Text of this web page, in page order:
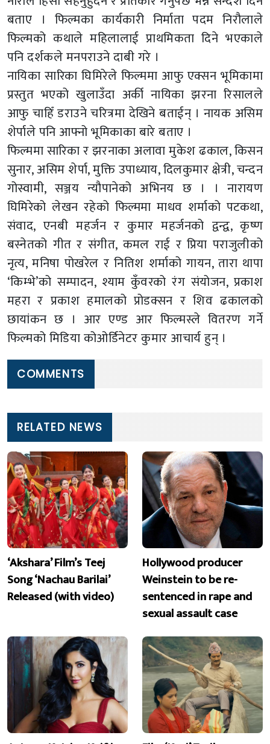
बताए । फिल्मका कार्यकारी निर्माता पदम निरौलाले
फिल्मको कथाले महिलालाई प्राथमिकता दिने भएकाले
पनि दर्शकले मनपराउने दाबी गरे ।
नायिका सारिका घिमिरेले फिल्ममा आफु एक्सन भूमिकामा
प्रस्तुत भएको खुलाउँदा अर्की नायिका झरना रिसालले
आफु चाहिँ डराउने चरित्रमा देखिने बताईन् । नायक असिम
शेर्पाले पनि आफ्नो भूमिकाका बारे बताए ।
फिल्ममा सारिका र झरनाका अलावा मुकेश ढकाल, किसन
सुनार, असिम शेर्पा, मुक्ति उपाध्याय, दिलकुमार क्षेत्री, चन्दन
गोस्वामी, सञ्जय न्यौपानेको अभिनय छ । । नारायण
घिमिरेको लेखन रहेको फिल्ममा माधव शर्माको पटकथा,
संवाद, एनबी महर्जन र कुमार महर्जनको द्वन्द्व, कृष्ण
बस्नेतको गीत र संगीत, कमल राई र प्रिया पराजुलीको
नृत्य, मनिषा पोखरेल र नितिश शर्माको गायन, तारा थापा
‘किम्भे’को सम्पादन, श्याम कुँवरको रंग संयोजन, प्रकाश
महरा र प्रकाश हमालको प्रोडक्सन र शिव ढकालको
छायांकन छ । आर एण्ड आर फिल्मस्ले वितरण गर्ने
फिल्मको मिडिया कोओर्डिनेटर कुमार आचार्य हुन् ।
COMMENTS
RELATED NEWS
‘Akshara’ Film’s Teej
Song ‘Nachau Barilai’
Released (with video)
Hollywood producer
Weinstein to be re-
sentenced in rape and
sexual assault case